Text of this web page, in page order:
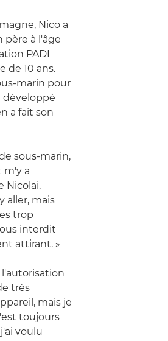
Nico a
père à l'âge
PADI
de 10 ans.
marin pour
développé
a fait son
sous-marin,
m'y a
Nicolai.
aller, mais
trop
interdit
attirant. »
l'autorisation
très
mais je
toujours
voulu